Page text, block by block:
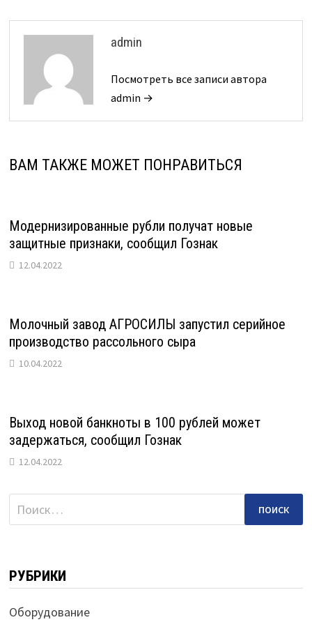
admin
Посмотреть все записи автора
admin →
ВАМ ТАКЖЕ МОЖЕТ ПОНРАВИТЬСЯ
Модернизированные рубли получат новые
защитные признаки, сообщил Гознак
12.04.2022
Молочный завод АГРОСИЛЫ запустил серийное
производство рассольного сыра
10.04.2022
Выход новой банкноты в 100 рублей может
задержаться, сообщил Гознак
12.04.2022
Найти:
РУБРИКИ
Оборудование